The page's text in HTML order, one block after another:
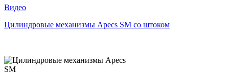
Видео
Цилиндровые механизмы Apecs SM со штоком